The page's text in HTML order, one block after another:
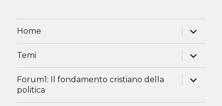
Home
apri
i
menu
child
Temi
apri
i
menu
child
Forum1: Il fondamento cristiano della
politica
apri
i
child